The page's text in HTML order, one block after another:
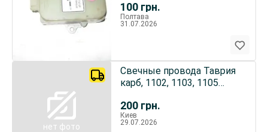
100 грн.
Полтава
31.07.2026
нет фото
200 грн.
Свечные провода Таврия
карб, 1102, 1103, 1105
Киев
29.07.2026